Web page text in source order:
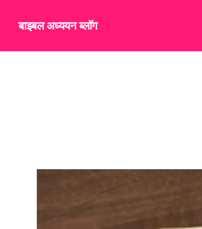
बाइबल अध्ययन ब्लॉग